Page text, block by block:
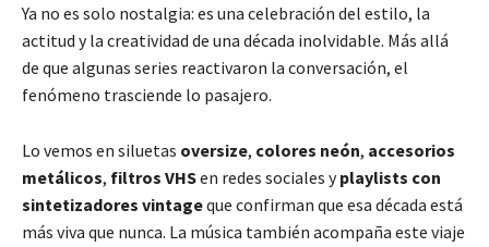
Ya no es solo nostalgia: es una celebración del estilo, la
actitud y la creatividad de una década inolvidable. Más allá
de que algunas series reactivaron la conversación, el
fenómeno trasciende lo pasajero.
Lo vemos en siluetas oversize, colores neón, accesorios
metálicos, filtros VHSen redes sociales yplaylists con
sintetizadores vintageque confirman que esa década está
más viva que nunca. La música también acompaña este viaje